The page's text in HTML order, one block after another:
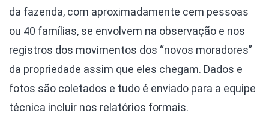
da fazenda, com aproximadamente cem pessoas
ou 40 famílias, se envolvem na observação e nos
registros dos movimentos dos “novos moradores”
da propriedade assim que eles chegam. Dados e
fotos são coletados e tudo é enviado para a equipe
técnica incluir nos relatórios formais.